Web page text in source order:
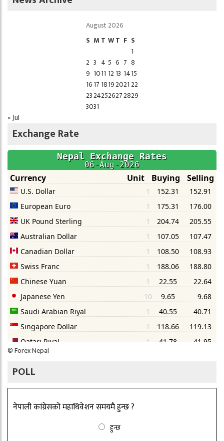
August 2026
S M T WT F S
1
2 3 4 5 6 7 8
9 1011 12 13 1415
1617 1819202122
23242526272829
3031
« Jul
Exchange Rate
©Forex Nepal
POLL
नेपाली कांग्रेसको महाधिवेशन समयमै हुन्छ ?
हुन्छ